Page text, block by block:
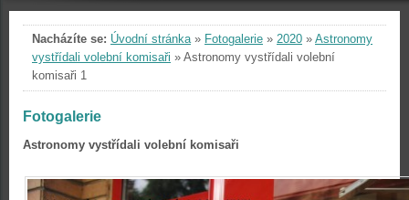
Nacházíte se: Úvodní stránka» Fotogalerie » 2020 » Astronomy
vystřídali volební komisaři » Astronomy vystřídali volební
komisaři 1
Fotogalerie
Astronomy vystřídali volební komisaři